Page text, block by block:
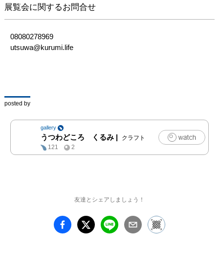
けてくださいね。
みずみずしい色彩の作品
の数々、どうぞお楽しみ
北尾正治マキ 展
会期 : 2026年6月20日
（土）〜　6月22日
時間 : 12:00〜18:00
展覧会に関するお問合せ
08080278969
utsuwa@kurumi.life
posted by
gallery
うつわどころ くるみ |
クラフト
121
2
友達とシェアしましょう！